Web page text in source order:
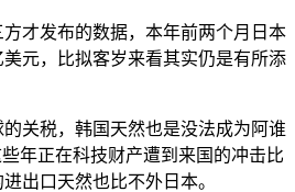
发布的数据，本年前两个月日本
元，比拟客岁来看其实仍是有所添
税，韩国天然也是没法成为阿谁
年正在科技财产遭到来国的冲击比
出口天然也比不外日本。